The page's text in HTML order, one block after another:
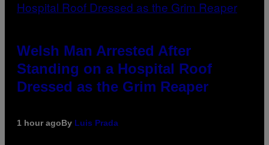
Welsh Man Arrested After
Standing on a Hospital Roof
Dressed as the Grim Reaper
1 hour agoBy Luis Prada